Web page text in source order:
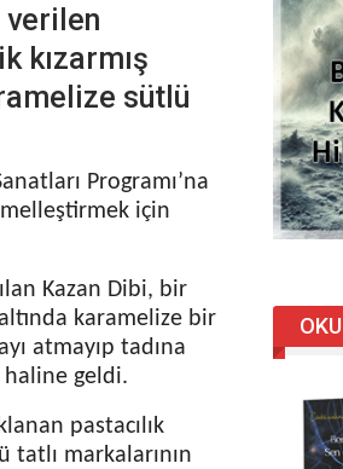
verilen
kızarmış
sütlü
Programı’na
için
Kazan Dibi, bir
karamelize bir
atmayıp tadına
haline geldi.
pastacılık
tatlı markalarının
OKU